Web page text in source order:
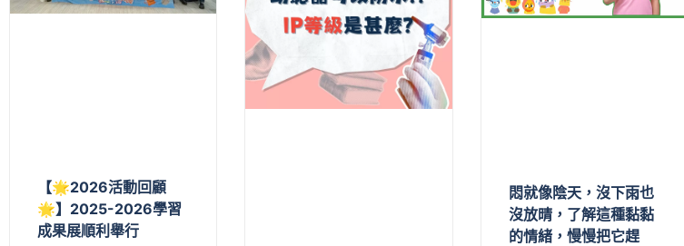
【🌟2026活動回顧
🌟】2025-2026學習
成果展順利舉行
悶就像陰天，沒下雨也
沒放晴，了解這種黏黏
的情緒，慢慢把它趕